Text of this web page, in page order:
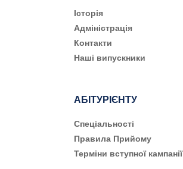
Історія
Адміністрація
Контакти
Наші випускники
АБІТУРІЄНТУ
Cпеціальності
Правила Прийому
Терміни вступної кампанії